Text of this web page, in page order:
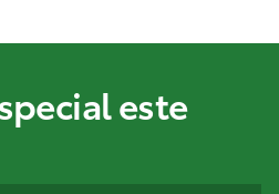
este